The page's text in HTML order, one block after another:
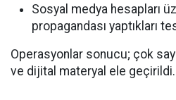
Sosyal medya hesapları
propagandası yaptıkları
Operasyonlar sonucu; çok
ve dijital materyal ele geçirildi.